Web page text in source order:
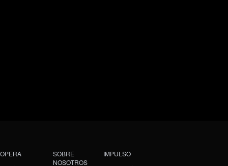
OPERA
SOBRE
NOSOTROS
IMPULSO